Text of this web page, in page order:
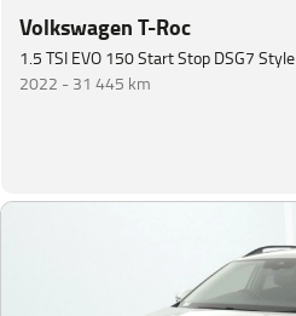
Volkswagen T-Roc
1.5 TSI EVO 150 Start Stop DSG7 Style
2022 -31 445 km